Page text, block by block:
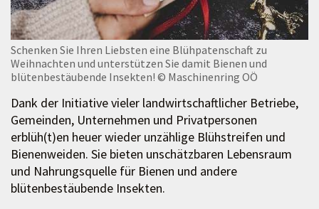
Schenken Sie Ihren Liebsten eine Blühpatenschaft zu
Weihnachten und unterstützen Sie damit Bienen und
blütenbestäubende Insekten! © Maschinenring OÖ
Dank der Initiative vieler landwirtschaftlicher Betriebe,
Gemeinden, Unternehmen und Privatpersonen
erblüh(t)en heuer wieder unzählige Blühstreifen und
Bienenweiden. Sie bieten unschätzbaren Lebensraum
und Nahrungsquelle für Bienen und andere
blütenbestäubende Insekten.